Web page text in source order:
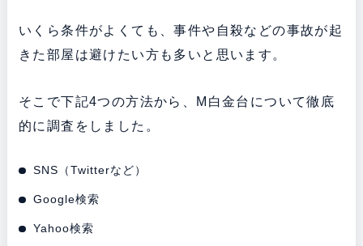
いくら条件がよくても、事件や自殺などの事故が起
きた部屋は避けたい方も多いと思います。
そこで下記4つの方法から、M白金台について徹底
的に調査をしました。
SNS（Twitterなど）
Google検索
Yahoo検索